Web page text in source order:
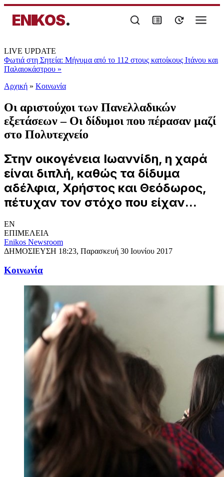
ENIKOS.
LIVE UPDATE
Φωτιά στη Σητεία: Μήνυμα από το 112 στους κατοίκους Ιτάνου και
Παλαιοκάστρου »
Αρχική » Κοινωνία
Οι αριστούχοι των Πανελλαδικών
εξετάσεων – Οι δίδυμοι που πέρασαν μαζί
στο Πολυτεχνείο
Στην οικογένεια Ιωαννίδη, η χαρά
είναι διπλή, καθώς τα δίδυμα
αδέλφια, Χρήστος και Θεόδωρος,
πέτυχαν τον στόχο που είχαν...
EN
ΕΠΙΜΕΛΕΙΑ
Enikos Newsroom
ΔΗΜΟΣΙΕΥΣΗ 18:23, Παρασκευή 30 Ιουνίου 2017
Κοινωνία